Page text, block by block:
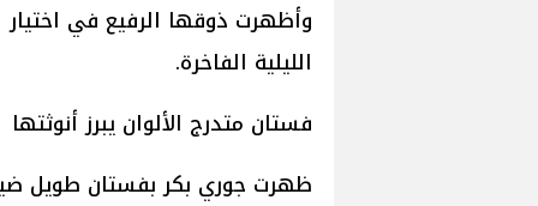
وأظهرت ذوقها الرفيع في اختيار
الليلية الفاخرة.
فستان متدرج الألوان يبرز أنوثتها
ظهرت جوري بكر بفستان طويل